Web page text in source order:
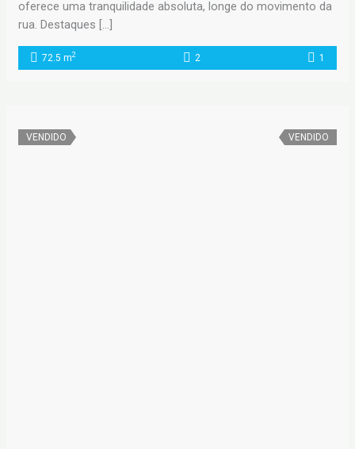
oferece uma tranquilidade absoluta, longe do movimento da
rua. Destaques […]
72.5 m2 2 1
VENDIDO VENDIDO